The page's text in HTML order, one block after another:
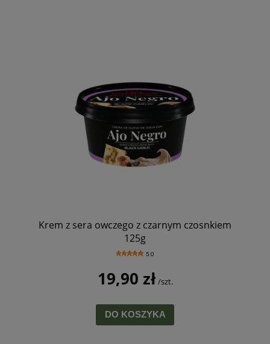
Krem z sera owczego z czarnym czosnkiem
125g
5.0
19,90 zł/szt.
DO KOSZYKA